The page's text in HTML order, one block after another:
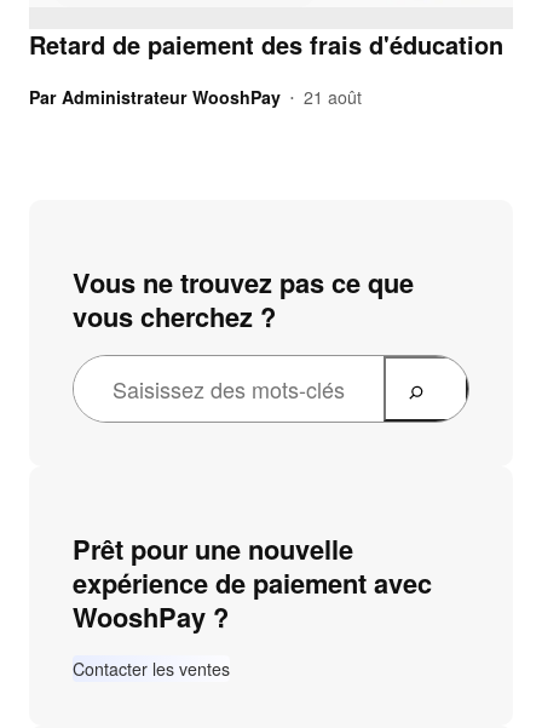
Retard de paiement des frais d'éducation
Par Administrateur WooshPay • 21 août
Vous ne trouvez pas ce que
vous cherchez ?
Prêt pour une nouvelle
expérience de paiement avec
WooshPay ?
Contacter les ventes